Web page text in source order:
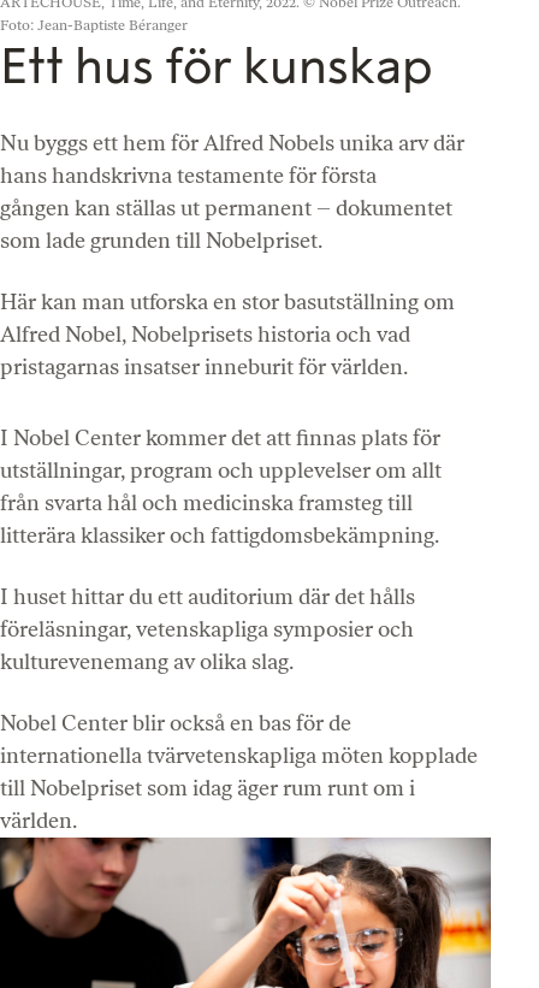
Foto: Jean-Baptiste Béranger
Ett hus för kunskap
Nu byggs ett hem för Alfred Nobels unika arv där
hans handskrivna testamente för första
gången kan ställas ut permanent – dokumentet
som lade grunden till Nobelpriset.
Här kan man utforska en stor basutställning om
Alfred Nobel, Nobelprisets historia och vad
pristagarnas insatser inneburit för världen.
I Nobel Center kommer det att finnas plats för
utställningar, program och upplevelser om allt
från svarta hål och medicinska framsteg till
litterära klassiker och fattigdomsbekämpning.
I huset hittar du ett auditorium där det hålls
föreläsningar, vetenskapliga symposier och
kulturevenemang av olika slag.
Nobel Center blir också en bas för de
internationella tvärvetenskapliga möten kopplade
till Nobelpriset som idag äger rum runt om i
världen.